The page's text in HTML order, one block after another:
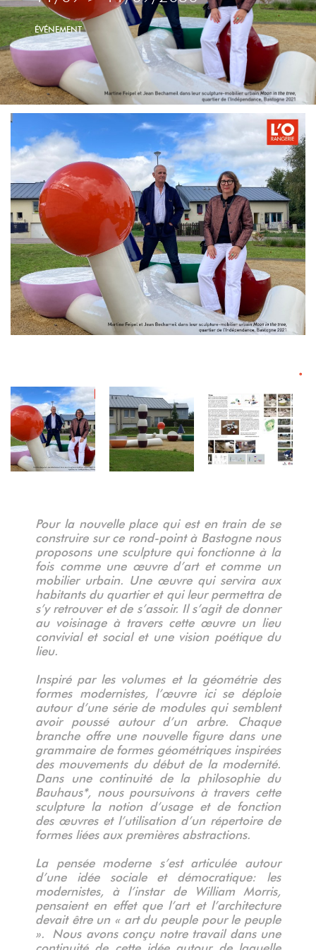
ÉVÉNEMENT
°°°°°°°
Pour la nouvelle place qui est en train de se
construire sur ce rond-point à Bastogne nous
proposons une sculpture qui fonctionne à la
fois comme une œuvre d’art et comme un
mobilier urbain. Une œuvre qui servira aux
habitants du quartier et qui leur permettra de
s’y retrouver et de s’assoir. Il s’agit de donner
au voisinage à travers cette œuvre un lieu
convivial et social et une vision poétique du
lieu.
Inspiré par les volumes et la géométrie des
formes modernistes, l’œuvre ici se déploie
autour d’une série de modules qui semblent
avoir poussé autour d’un arbre. Chaque
branche offre une nouvelle figure dans une
grammaire de formes géométriques inspirées
des mouvements du début de la modernité.
Dans une continuité de la philosophie du
Bauhaus*, nous poursuivons à travers cette
sculpture la notion d’usage et de fonction
des œuvres et l’utilisation d’un répertoire de
formes liées aux premières abstractions.
La pensée moderne s’est articulée autour
d’une idée sociale et démocratique: les
modernistes, à l’instar de William Morris,
pensaient en effet que l’art et l’architecture
devait être un « art du peuple pour le peuple
». Nous avons conçu notre travail dans une
continuité de cette idée autour de laquelle